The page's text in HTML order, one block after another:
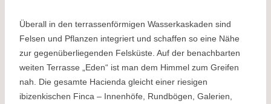
Überall in den terrassenförmigen Wasserkaskaden sind
Felsen und Pflanzen integriert und schaffen so eine Nähe
zur gegenüberliegenden Felsküste. Auf der benachbarten
weiten Terrasse „Eden“ ist man dem Himmel zum Greifen
nah. Die gesamte Hacienda gleicht einer riesigen
ibizenkischen Finca – Innenhöfe, Rundbögen, Galerien,